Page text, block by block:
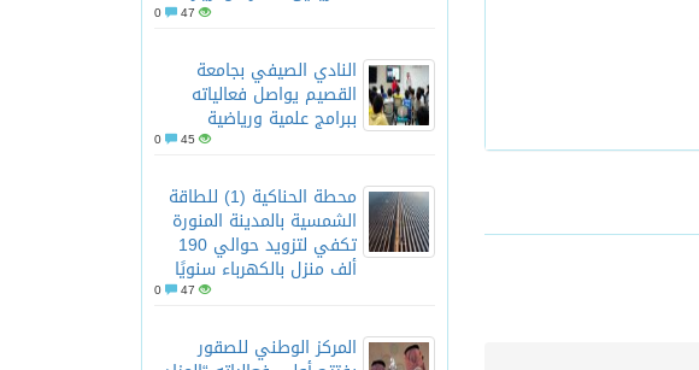
47
النادي الصيفي بجامعة
القصيم يواصل فعالياته
ببرامج علمية ورياضية
45
محطة الحناكية (1) للطاقة
الشمسية بالمدينة المنورة
تكفي لتزويد حوالي 190
ألف منزل بالكهرباء سنويًا
47
المركز الوطني للصقور